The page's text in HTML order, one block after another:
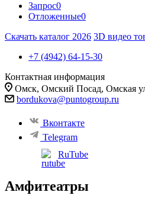
Запрос0
Отложенные0
Скачать каталог 2026 3D видео
+7 (4942) 64-15-30
Контактная информация
Омск, ​Омский Посад, Омская
bordukova@puntogroup.ru
Вконтакте
Telegram
RuTube
Амфитеатры